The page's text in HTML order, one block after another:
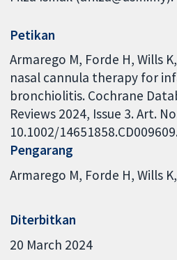
Petikan
Armarego M, Forde H, Wills
nasal cannula therapy for
bronchiolitis. Cochrane
Reviews 2024, Issue 3. Art.
10.1002/
Pengarang
Armarego M Forde H Wills K
Diterbitkan
20 March 2024